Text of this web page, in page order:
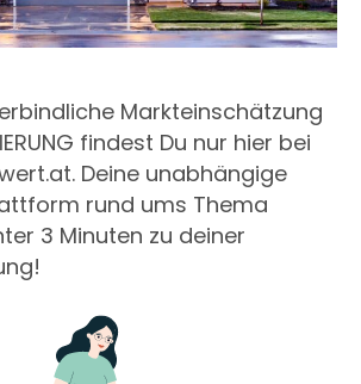
Markteinschätzung
findest Du nur hier bei
Deine unabhängige
rund ums Thema
3 Minuten zu deiner